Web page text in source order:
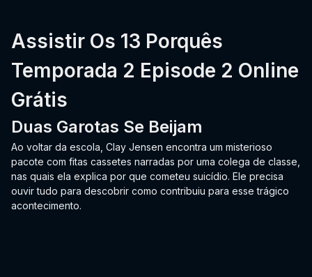
Assistir Os 13 Porquês
Temporada 2 Episode 2 Online
Grátis
Duas Garotas Se Beijam
Ao voltar da escola, Clay Jensen encontra um misterioso
pacote com fitas cassetes narradas por uma colega de classe,
nas quais ela explica por que cometeu suicídio. Ele precisa
ouvir tudo para descobrir como contribuiu para esse trágico
acontecimento.